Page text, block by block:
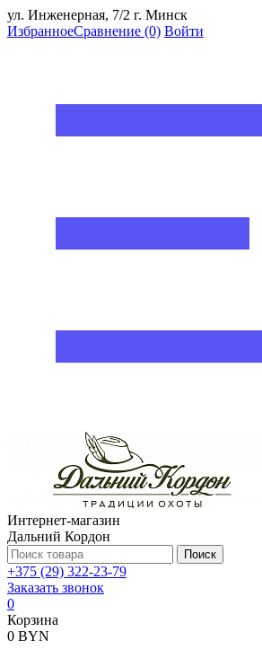
ул. Инженерная, 7/2 г. Минск
ИзбранноеСравнение (0) Войти
Интернет-магазин
Дальний Кордон
Поиск
+375 (29) 322-23-79
Заказать звонок
0
Корзина
0 BYN